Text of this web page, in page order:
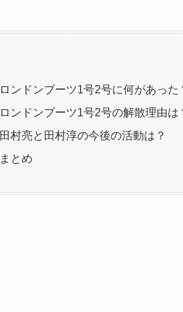
ロンドンブーツ1号2号に何があった
ロンドンブーツ1号2号の解散理由は
田村亮と田村淳の今後の活動は？
まとめ